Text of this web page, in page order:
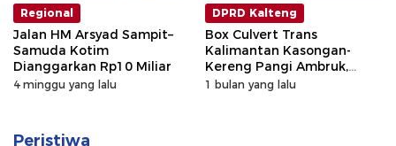
Regional
Jalan HM Arsyad Sampit–
Samuda Kotim
Dianggarkan Rp10 Miliar
4 minggu yang lalu
DPRD Kalteng
Box Culvert Trans
Kalimantan Kasongan-
Kereng Pangi Ambruk,
Kinerja BPJN Disorot
1 bulan yang lalu
Peristiwa